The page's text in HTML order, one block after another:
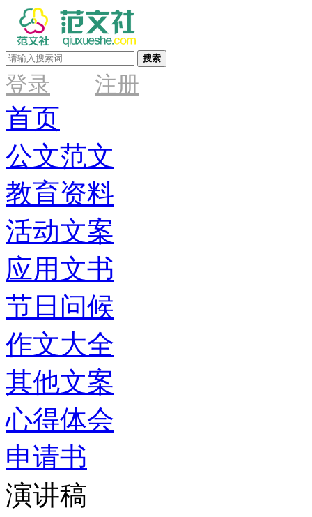
搜索
登录 注册
首页
公文范文
教育资料
活动文案
应用文书
节日问候
作文大全
其他文案
心得体会
申请书
演讲稿